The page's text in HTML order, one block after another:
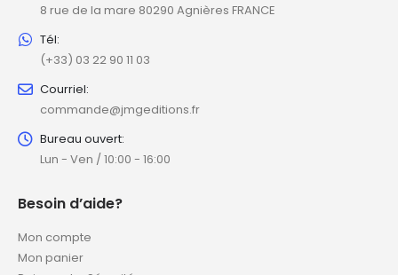
8 rue de la mare 80290 Agnières FRANCE
Tél:
(+33) 03 22 90 11 03
Courriel:
commande@jmgeditions.fr
Bureau ouvert:
Lun - Ven / 10:00 - 16:00
Besoin d’aide?
Mon compte
Mon panier